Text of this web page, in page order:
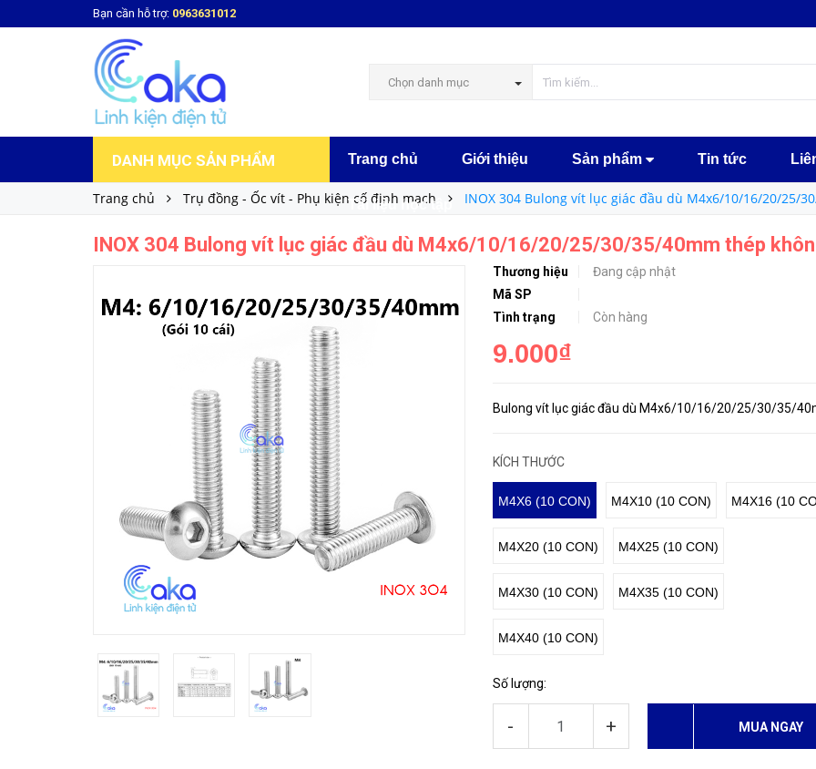
Bạn cần hỗ trợ: 0963631012
Chọn danh mục
DANH MỤC SẢN PHẨM Trang chủ Giới thiệu Sản phẩm Tin tức
Tài liệu học tập
Trang chủ Trụ đồng - Ốc vít - Phụ kiện cố định mạch INOX 304 Bulong vít lục giác đầu dù M4x6/10/16/20/25/
INOX 304 Bulong vít lục giác đầu dù M4x6/10/16/20/25/30/35/40mm thép
Thương hiệu
Đang cập nhật
Mã SP
Tình trạng
Còn hàng
9.000₫
Bulong vít lục giác đầu dù M4x6/10/16/20/25/30/35/
KÍCH THƯỚC
M4X6 (10 CON) M4X10 (10 CON) M4X16 (10
M4X20 (10 CON) M4X25 (10 CON)
M4X30 (10 CON) M4X35 (10 CON)
M4X40 (10 CON)
Số lượng:
- + MUA NGAY
MUA NGAY